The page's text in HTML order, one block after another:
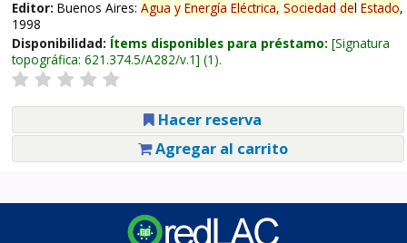
Editor: Buenos Aires: Agua y Energía Eléctrica, Sociedad del Estado,
1998
Disponibilidad: Ítems disponibles para préstamo: Signatura
topográfica: 621.374.5/A282/v.1 (1).
Hacer reserva
Agregar al carrito